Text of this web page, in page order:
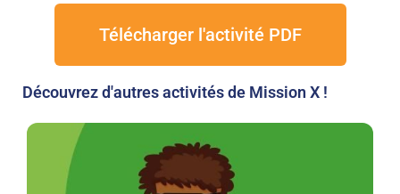
Télécharger l'activité PDF
Découvrez d'autres activités de Mission X !